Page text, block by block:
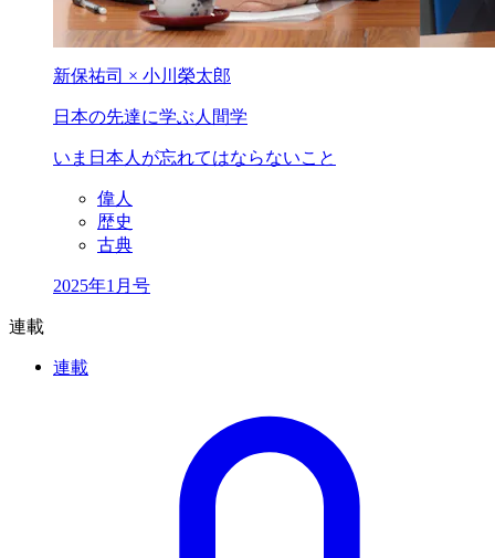
新保祐司 × 小川榮太郎
日本の先達に学ぶ人間学
いま日本人が忘れてはならないこと
偉人
歴史
古典
2025年1月号
連載
連載